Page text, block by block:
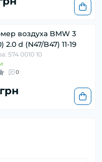
воздуха BMW 3
2.0 d (N47/B47) 11-19
574 0010 10
0